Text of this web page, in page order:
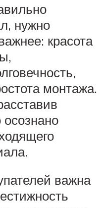
нужно
красота
монтажа.
важна